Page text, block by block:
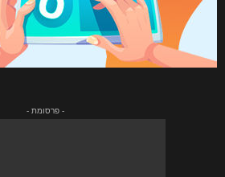
- פרסומת -